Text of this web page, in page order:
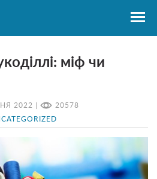
2022 | 20578
міф чи